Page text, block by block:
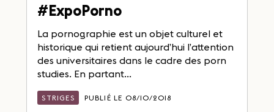
#ExpoPorno
La pornographie est un objet culturel et
historique qui retient aujourd’hui l’attention
des universitaires dans le cadre des porn
studies. En partant...
STRIGES PUBLIÉ LE 08/10/2018